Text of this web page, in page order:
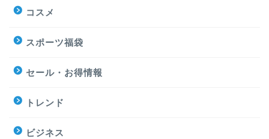
コスメ
スポーツ福袋
セール・お得情報
トレンド
ビジネス